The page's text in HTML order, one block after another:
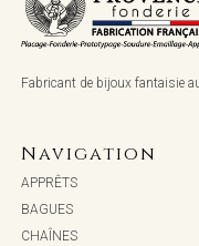
Fabricant de bijoux fantaisie
Navigation
APPRÊTS
BAGUES
CHAÎNES